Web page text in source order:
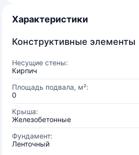
Характеристики
Конструктивные элементы
Несущие стены:
Кирпич
Площадь подвала, м²:
0
Крыша:
Железобетонные
Фундамент:
Ленточный